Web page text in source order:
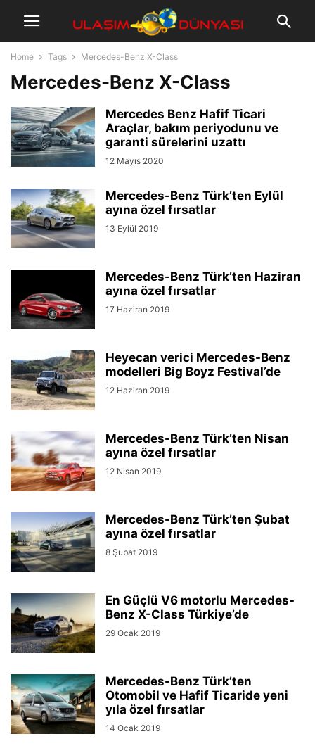
Home Tags Mercedes-Benz X-Class
Mercedes-Benz X-Class
Mercedes Benz Hafif Ticari
Araçlar, bakım periyodunu ve
garanti sürelerini uzattı
12 Mayıs 2020
Mercedes-Benz Türk’ten Eylül
ayına özel fırsatlar
13 Eylül 2019
Mercedes-Benz Türk’ten Haziran
ayına özel fırsatlar
17 Haziran 2019
Heyecan verici Mercedes-Benz
modelleri Big Boyz Festival’de
12 Haziran 2019
Mercedes-Benz Türk’ten Nisan
ayına özel fırsatlar
12 Nisan 2019
Mercedes-Benz Türk’ten Şubat
ayına özel fırsatlar
8 Şubat 2019
En Güçlü V6 motorlu Mercedes-
Benz X-Class Türkiye’de
29 Ocak 2019
Mercedes-Benz Türk’ten
Otomobil ve Hafif Ticaride yeni
yıla özel fırsatlar
14 Ocak 2019